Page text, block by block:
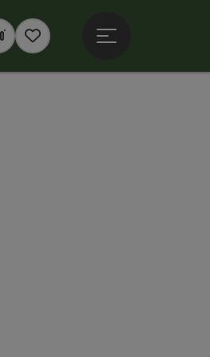
Karte
Panoramen
Merkzettel